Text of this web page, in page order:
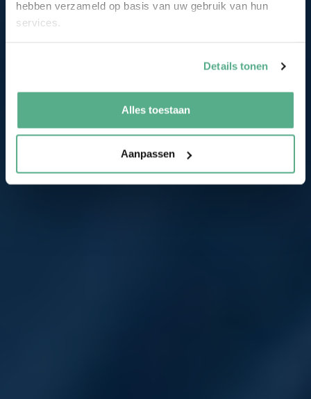
hebben verzameld op basis van uw gebruik van hun
services.
Details tonen
Alles toestaan
Aanpassen